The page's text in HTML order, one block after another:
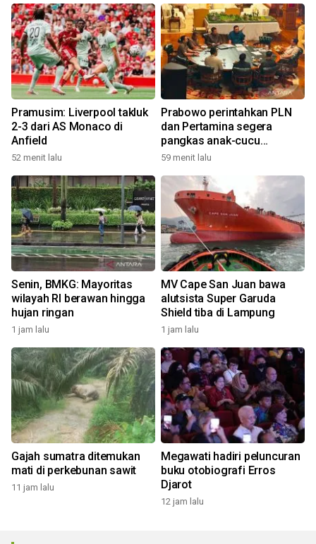
Pramusim: Liverpool takluk
2-3 dari AS Monaco di
Anfield
52 menit lalu
Prabowo perintahkan PLN
dan Pertamina segera
pangkas anak-cucu
perusahaan
59 menit lalu
Senin, BMKG: Mayoritas
wilayah RI berawan hingga
hujan ringan
1 jam lalu
MV Cape San Juan bawa
alutsista Super Garuda
Shield tiba di Lampung
1 jam lalu
Gajah sumatra ditemukan
mati di perkebunan sawit
11 jam lalu
Megawati hadiri peluncuran
buku otobiografi Erros
Djarot
12 jam lalu